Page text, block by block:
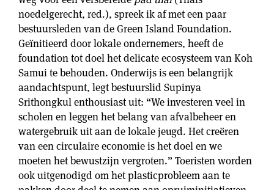
noedelgerecht, red.), spreek ik af met een paar
bestuursleden van de Green Island Foundation.
Geïnitieerd door lokale ondernemers, heeft de
foundation tot doel het delicate ecosysteem van Koh
Samui te behouden. Onderwijs is een belangrijk
aandachtspunt, legt bestuurslid Supinya
Srithongkul enthousiast uit: “We investeren veel in
scholen en leggen het belang van afvalbeheer en
watergebruik uit aan de lokale jeugd. Het creëren
van een circulaire economie is het doel en we
moeten het bewustzijn vergroten.” Toeristen worden
ook uitgenodigd om het plasticprobleem aan te